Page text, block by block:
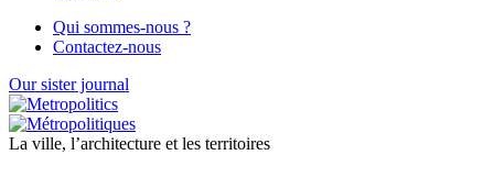
Qui sommes-nous ?
Contactez-nous
Our sister journal
La ville, l’architecture et les territoires